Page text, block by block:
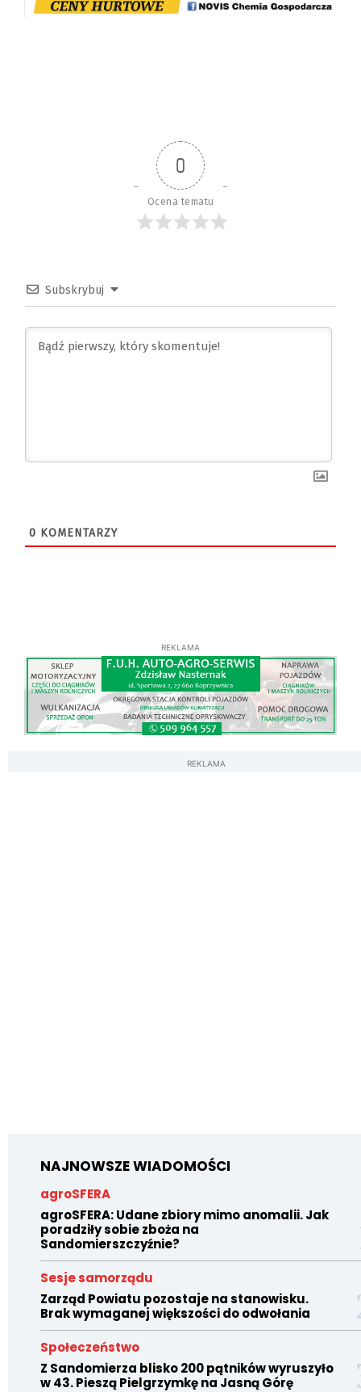
0
Ocena tematu
Subskrybuj
0 KOMENTARZY
REKLAMA
REKLAMA
NAJNOWSZE WIADOMOŚCI
agroSFERA
agroSFERA: Udane zbiory mimo anomalii. Jak
poradziły sobie zboża na
Sandomierszczyźnie?
Sesje samorządu
Zarząd Powiatu pozostaje na stanowisku.
Brak wymaganej większości do odwołania
Społeczeństwo
Z Sandomierza blisko 200 pątników wyruszyło
w 43. Pieszą Pielgrzymkę na Jasną Górę